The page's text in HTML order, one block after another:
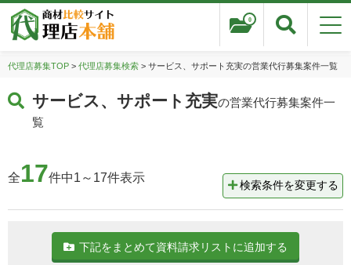
0
代理店募集TOP> 代理店募集検索> サービス、サポート充実の営業代行募集案件一覧
サービス、サポート充実の営業代行募集案件一
覧
全17件中1～17件表示
検索条件を変更する
下記をまとめて資料請求リストに追加する